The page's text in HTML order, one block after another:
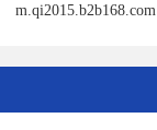
m.qi2015.b2b168.com